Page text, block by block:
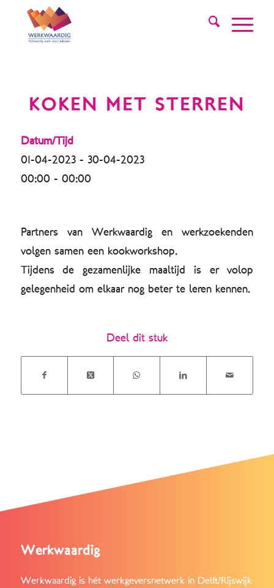
KOKEN MET STERREN
Datum/Tijd
01-04-2023 - 30-04-2023
00:00 - 00:00
Partners van Werkwaardig en werkzoekenden
volgen samen een kookworkshop.
Tijdens de gezamenlijke maaltijd is er volop
gelegenheid om elkaar nog beter te leren kennen.
Deel dit stuk
Werkwaardig
Werkwaardig is hét werkgeversnetwerk in Delft/Rijswijk